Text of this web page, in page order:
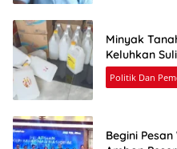
Minyak
Keluhkan
Politik Dan
Begini